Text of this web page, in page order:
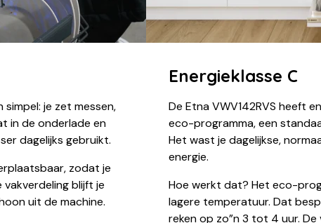
simpel: je zet messen,
in de onderlade en
dagelijks gebruikt.
zodat je
blijft je
uit de machine.
Energieklasse C
De Etna VWV142RVS heeft
eco-programma, een
Het wast je dagelijkse,
energie.
Hoe werkt dat? Het eco-
lagere temperatuur. Dat
reken op zo”n 3 tot 4 uur.